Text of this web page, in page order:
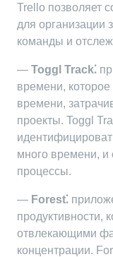
Trello позволяет
для организации
команды и
— Toggl Track⁚
времени,
времени,
проекты. Toggl
много времени, и
процессы.
— Forest⁚
продуктивности,
отвлекающими
концентрации.